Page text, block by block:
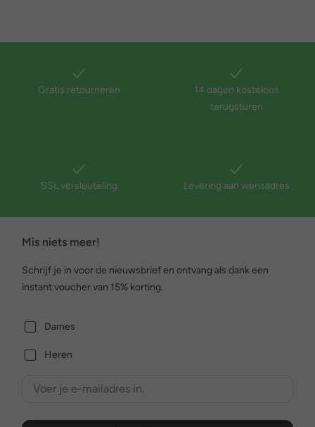
Gratis retourneren
14 dagen kosteloos
terugsturen
SSL versleuteling Levering aan wensadres
Mis niets meer!
Schrijf je in voor de nieuwsbrief en ontvang als dank een
instant voucher van 15% korting.
Dames
Heren